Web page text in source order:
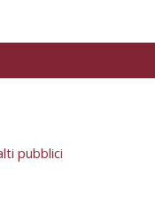
pubblici